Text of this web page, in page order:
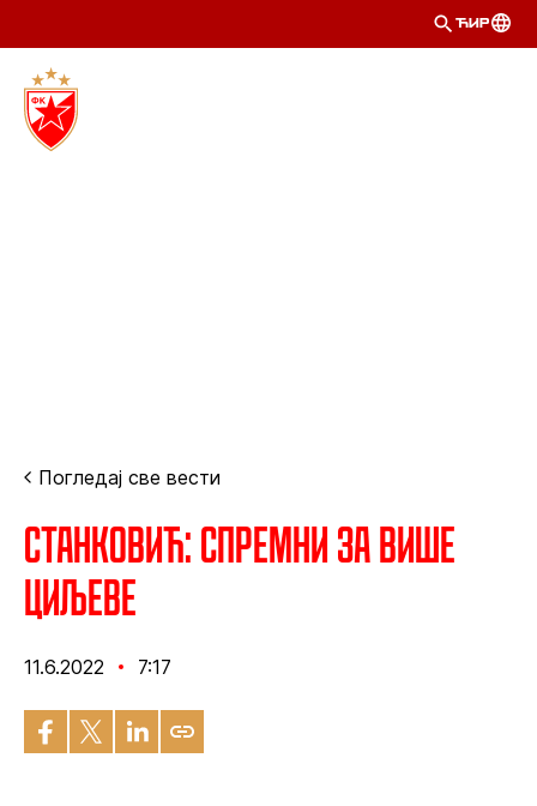
ЋИР
Погледај све вести
Станковић: Спремни за више
циљеве
11.6.2022 7:17